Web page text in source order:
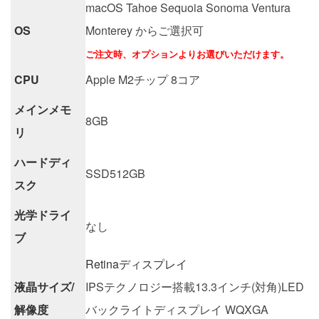
OS
macOS Tahoe Sequoia Sonoma Ventura
Monterey からご選択可
ご注文時、オプションよりお選びいただけます。
CPU
Apple M2チップ 8コア
メインメモ
リ
8GB
ハードディ
スク
SSD512GB
光学ドライ
ブ
なし
液晶サイズ/
解像度
Retinaディスプレイ
IPSテクノロジー搭載13.3インチ(対角)LED
バックライトディスプレイ WQXGA